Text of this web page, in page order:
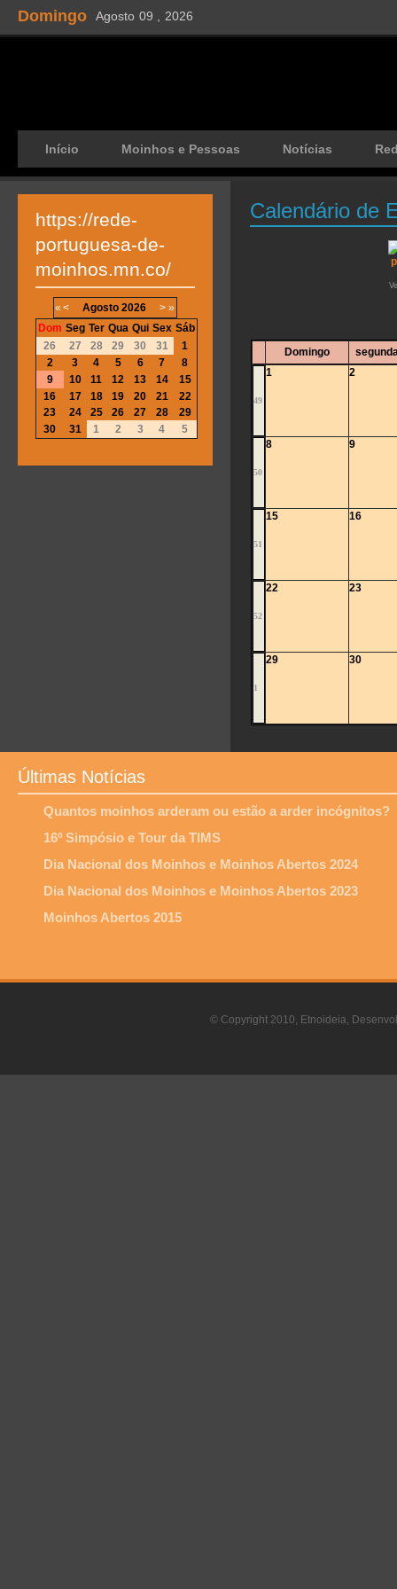
Domingo Agosto 09 , 2026
Início Moinhos e Pessoas Notícias
Calendário de
Domingo
49
1 2
50
8 9
51
15 16
52
22 23
1
29 30
https://rede-
portuguesa-de-
moinhos.mn.co/
« < Agosto 2026 > »
Dom Seg Ter Qua Qui Sex Sáb
26
27 28 29 30 31
1
2
3 4 5 6 7
8
9
10 11 12 13 14
15
16
17 18 19 20 21
22
23
24 25 26 27 28
29
30
31 1 2 3 4 5
Últimas Notícias
Quantos moinhos arderam ou estão a arder incógnitos?
16º Simpósio e Tour da TIMS
Dia Nacional dos Moinhos e Moinhos Abertos 2024
Dia Nacional dos Moinhos e Moinhos Abertos 2023
Moinhos Abertos 2015
© Copyright 2010, Etnoideia,